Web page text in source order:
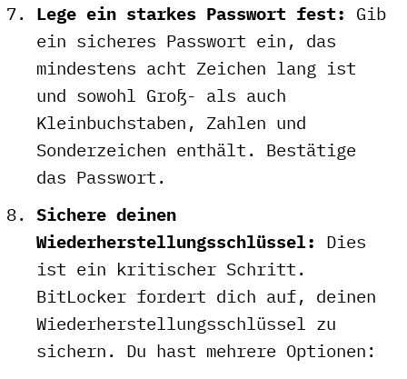
Lege ein starkes Passwort fest: Gib
ein sicheres Passwort ein, das
mindestens acht Zeichen lang ist
und sowohl Groß- als auch
Kleinbuchstaben, Zahlen und
Sonderzeichen enthält. Bestätige
das Passwort.
Sichere deinen
Wiederherstellungsschlüssel: Dies
ist ein kritischer Schritt.
BitLocker fordert dich auf, deinen
Wiederherstellungsschlüssel zu
sichern. Du hast mehrere Optionen: